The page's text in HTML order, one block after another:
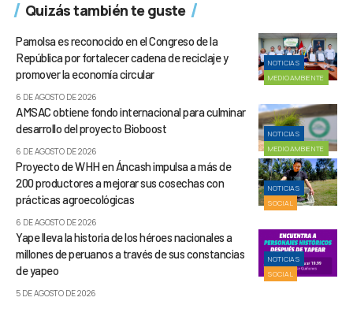
Quizás también te guste
NOTICIAS
MEDIOAMBIENTE
Pamolsa es reconocido en el Congreso de la
República por fortalecer cadena de reciclaje y
promover la economía circular
6 DE AGOSTO DE 2026
NOTICIAS
MEDIOAMBIENTE
AMSAC obtiene fondo internacional para culminar
desarrollo del proyecto Bioboost
6 DE AGOSTO DE 2026
NOTICIAS
SOCIAL
Proyecto de WHH en Áncash impulsa a más de
200 productores a mejorar sus cosechas con
prácticas agroecológicas
6 DE AGOSTO DE 2026
NOTICIAS
SOCIAL
Yape lleva la historia de los héroes nacionales a
millones de peruanos a través de sus constancias
de yapeo
5 DE AGOSTO DE 2026